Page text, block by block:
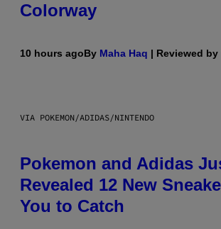
Colorway
10 hours agoBy Maha Haq | Reviewed by
VIA POKEMON/ADIDAS/NINTENDO
Pokemon and Adidas
Revealed 12 New
You to Catch